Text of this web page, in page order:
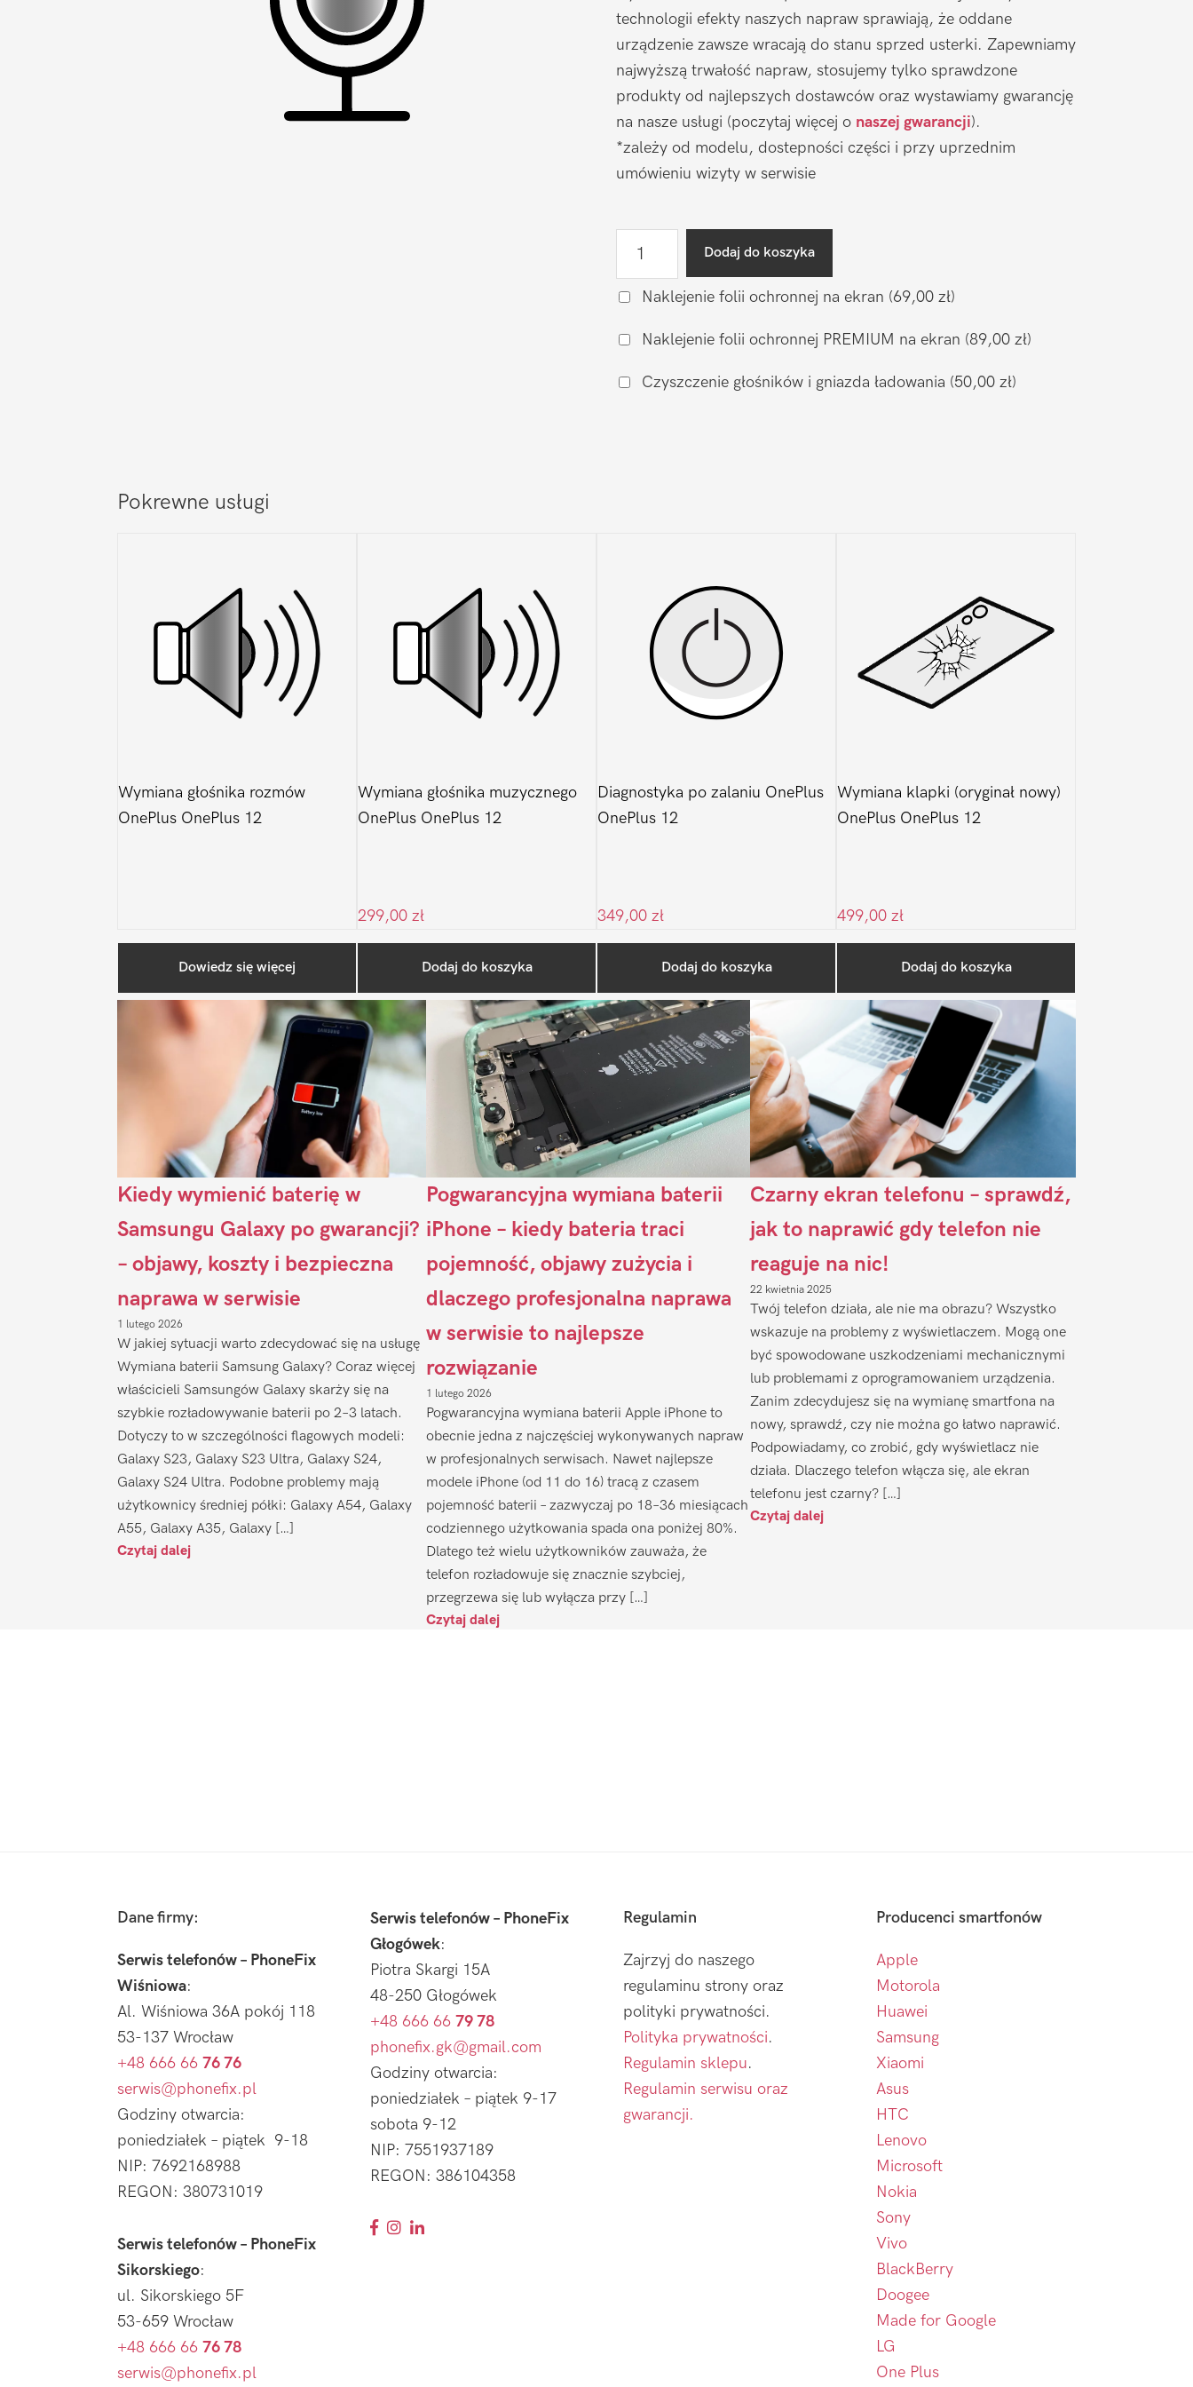
technologii efekty naszych napraw sprawiają, że oddane
urządzenie zawsze wracają do stanu sprzed usterki. Zapewniamy
najwyższą trwałość napraw, stosujemy tylko sprawdzone
produkty od najlepszych dostawców oraz wystawiamy gwarancję
na nasze usługi (poczytaj więcej o naszej gwarancji).
*zależy od modelu, dostepności części i przy uprzednim
umówieniu wizyty w serwisie
mikrofonu
OnePlus
Dodaj do koszyka
Naklejenie folii ochronnej na ekran (69,00 zł)
Naklejenie folii ochronnej PREMIUM na ekran (89,00 zł)
Czyszczenie głośników i gniazda ładowania (50,00 zł)
Pokrewne usługi
Wymiana głośnika rozmów
OnePlus OnePlus 12
Dowiedz się więcej
Wymiana głośnika muzycznego
OnePlus OnePlus 12
299,00 zł
Dodaj do koszyka
Diagnostyka po zalaniu OnePlus
OnePlus 12
349,00 zł
Dodaj do koszyka
Wymiana klapki (oryginał nowy)
OnePlus OnePlus 12
499,00 zł
Dodaj do koszyka
Sidebar
Ostatnio na blogu
Kiedy wymienić baterię w
Samsungu Galaxy po gwarancji?
– objawy, koszty i bezpieczna
naprawa w serwisie
1 lutego 2026
W jakiej sytuacji warto zdecydować się na usługę
Wymiana baterii Samsung Galaxy? Coraz więcej
właścicieli Samsungów Galaxy skarży się na
szybkie rozładowywanie baterii po 2–3 latach.
Dotyczy to w szczególności flagowych modeli:
Galaxy S23, Galaxy S23 Ultra, Galaxy S24,
Galaxy S24 Ultra. Podobne problemy mają
użytkownicy średniej półki: Galaxy A54, Galaxy
A55, Galaxy A35, Galaxy […]
Czytaj dalej
Pogwarancyjna wymiana baterii
iPhone – kiedy bateria traci
pojemność, objawy zużycia i
dlaczego profesjonalna naprawa
w serwisie to najlepsze
rozwiązanie
1 lutego 2026
Pogwarancyjna wymiana baterii Apple iPhone to
obecnie jedna z najczęściej wykonywanych napraw
w profesjonalnych serwisach. Nawet najlepsze
modele iPhone (od 11 do 16) tracą z czasem
pojemność baterii – zazwyczaj po 18–36 miesiącach
codziennego użytkowania spada ona poniżej 80%.
Dlatego też wielu użytkowników zauważa, że
telefon rozładowuje się znacznie szybciej,
przegrzewa się lub wyłącza przy […]
Czytaj dalej
Czarny ekran telefonu – sprawdź,
jak to naprawić gdy telefon nie
reaguje na nic!
22 kwietnia 2025
Twój telefon działa, ale nie ma obrazu? Wszystko
wskazuje na problemy z wyświetlaczem. Mogą one
być spowodowane uszkodzeniami mechanicznymi
lub problemami z oprogramowaniem urządzenia.
Zanim zdecydujesz się na wymianę smartfona na
nowy, sprawdź, czy nie można go łatwo naprawić.
Podpowiadamy, co zrobić, gdy wyświetlacz nie
działa. Dlaczego telefon włącza się, ale ekran
telefonu jest czarny? […]
Czytaj dalej
Dane firmy:
Serwis telefonów – PhoneFix
Wiśniowa:
Al. Wiśniowa 36A pokój 118
53-137 Wrocław
+48 666 66 76 76
serwis@phonefix.pl
Godziny otwarcia:
poniedziałek – piątek 9-18
NIP: 7692168988
REGON: 380731019
Serwis telefonów – PhoneFix
Sikorskiego:
ul. Sikorskiego 5F
53-659 Wrocław
+48 666 66 76 78
serwis@phonefix.pl
Serwis telefonów – PhoneFix
Głogówek:
Piotra Skargi 15A
48-250 Głogówek
+48 666 66 79 78
phonefix.gk@gmail.com
Godziny otwarcia:
poniedziałek – piątek 9-17
sobota 9-12
NIP: 7551937189
REGON: 386104358
Regulamin
Zajrzyj do naszego
regulaminu strony oraz
polityki prywatności.
Polityka prywatności.
Regulamin sklepu.
Regulamin serwisu oraz
gwarancji.
Producenci smartfonów
Apple
Motorola
Huawei
Samsung
Xiaomi
Asus
HTC
Lenovo
Microsoft
Nokia
Sony
Vivo
BlackBerry
Doogee
Made for Google
LG
One Plus